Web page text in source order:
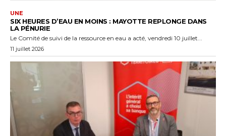
UNE
SIX HEURES D’EAU EN MOINS : MAYOTTE REPLONGE DANS
LA PÉNURIE
Le Comité de suivi de la ressource en eau a acté, vendredi 10 juillet...
11 juillet 2026